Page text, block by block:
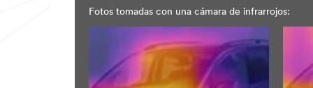
Fotos tomadas con una cámara de infrarrojos: